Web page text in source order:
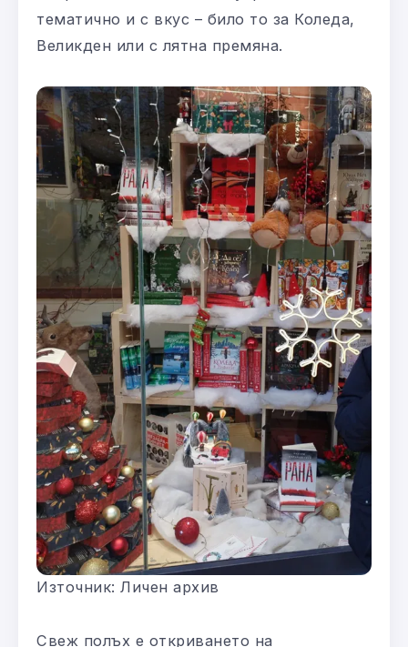
тематично и с вкус – било то за Коледа,
Великден или с лятна премяна.
Източник: Личен архив
Свеж полъх е откриването на